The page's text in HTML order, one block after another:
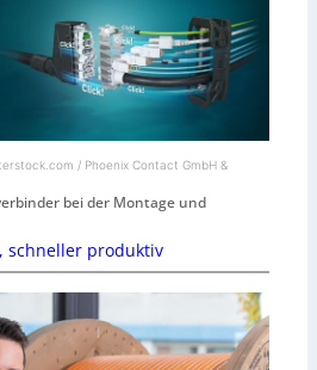
/ Phoenix Contact GmbH &
bei der Montage und
schneller produktiv